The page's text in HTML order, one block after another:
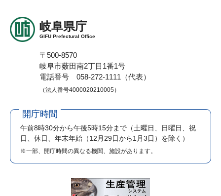
岐阜県庁
GIFU Prefectural Office
〒500-8570
岐阜市薮田南2丁目1番1号
電話番号 058-272-1111（代表）
（法人番号4000020210005）
開庁時間
午前8時30分から午後5時15分まで （土曜日、日曜日、祝
日、休日、年末年始（12月29日から1月3日）を除く）
※一部、開庁時間の異なる機関、施設があります。